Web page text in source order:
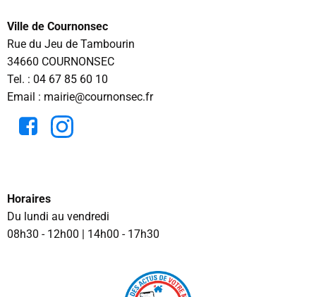
Ville de Cournonsec
Rue du Jeu de Tambourin
34660 COURNONSEC
Tel. : 04 67 85 60 10
Email : mairie@cournonsec.fr
Horaires
Du lundi au vendredi
08h30 - 12h00 | 14h00 - 17h30